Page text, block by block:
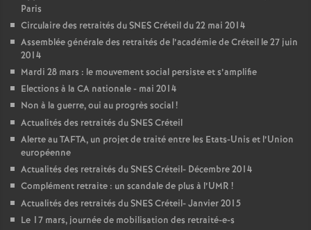
Paris
Circulaire des retraités duSNESCréteil du 22 mai 2014
Assemblée générale des retraités de l’académie de Créteil le 27 juin
2014
Mardi 28 mars : le mouvement social persiste et s’amplifie
Elections à la CA nationale - mai 2014
Non à la guerre, oui au progrès social!
Actualités des retraités duSNESCréteil
Alerte auTAFTA, un projet de traité entre les Etats-Unis et l’Union
européenne
Actualités des retraités duSNESCréteil- Décembre 2014
Complément retraite : un scandale de plus à l’UMR !
Actualités des retraités duSNESCréteil- Janvier 2015
Le 17 mars, journée de mobilisation des retraité-e-s